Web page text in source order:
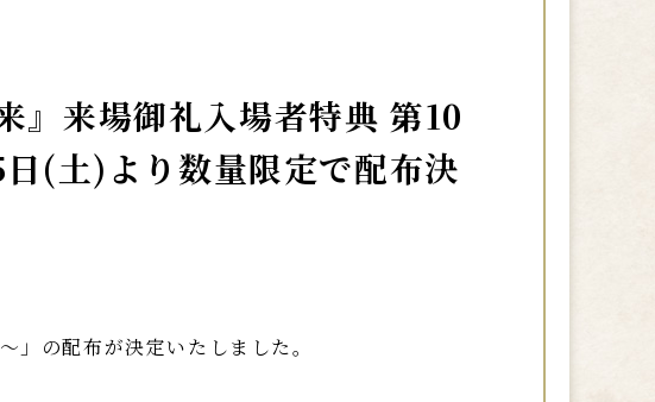
』来場御礼入場者特典 第10
(土)より数量限定で配布決
の配布が決定いたしました。